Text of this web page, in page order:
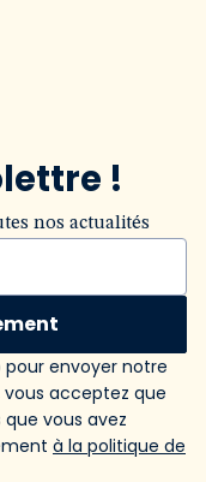
!
nos actualités
pour envoyer notre
acceptez que
vous avez
à la politique de